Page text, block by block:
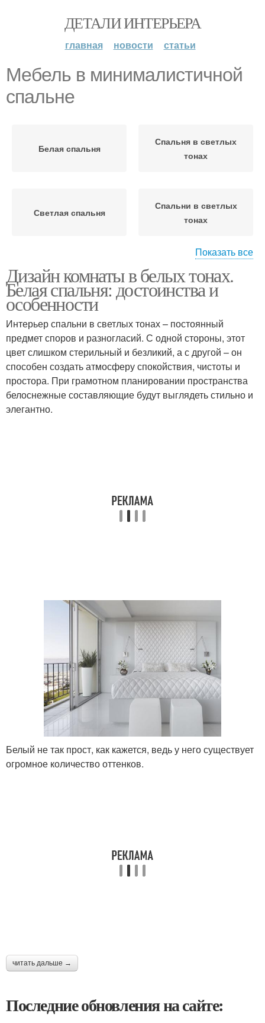
ДЕТАЛИ ИНТЕРЬЕРА
главная новости статьи
Мебель в минималистичной
спальне
Белая спальня
Спальня в светлых
тонах
Светлая спальня
Спальни в светлых
тонах
Идеи для светлой
спальни
Тона с темной мебелью
Спальни в бежевых
тонах
Показать все
Дизайн комнаты в белых тонах.
Белая спальня: достоинства и
особенности
Интерьер спальни в светлых тонах – постоянный
предмет споров и разногласий. С одной стороны, этот
цвет слишком стерильный и безликий, а с другой – он
способен создать атмосферу спокойствия, чистоты и
простора. При грамотном планировании пространства
белоснежные составляющие будут выглядеть стильно и
элегантно.
Белый не так прост, как кажется, ведь у него существует
огромное количество оттенков.
читать дальше →
Последние обновления на сайте: